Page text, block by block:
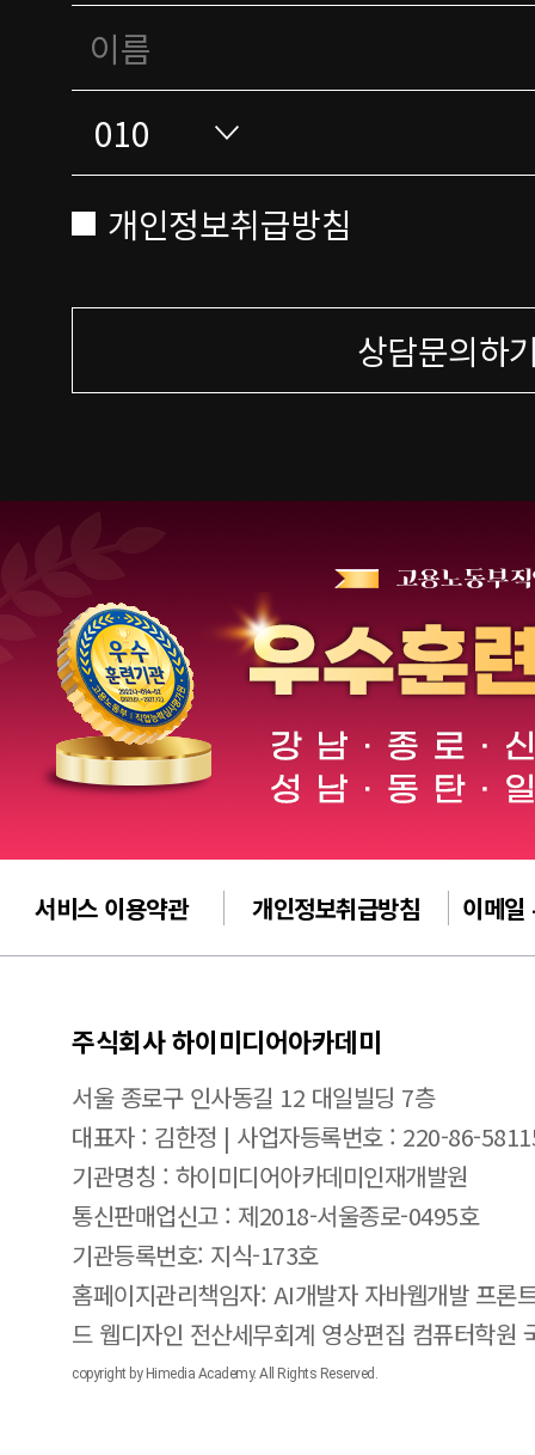
개인정보취급방침
상담문의하
서비스 이용약관 개인정보취급방침 이메일
주식회사 하이미디어아카데미
서울 종로구 인사동길 12 대일빌딩 7층
대표자 : 김한정 | 사업자등록번호 : 220-86-
기관명칭 : 하이미디어아카데미인재개발원
통신판매업신고 : 제2018-서울종로-0495호
기관등록번호: 지식-173호
홈페이지관리책임자: AI개발자 자바웹개발 프론
드 웹디자인 전산세무회계 영상편집 컴퓨터학원
copyright by Himedia Academy. All Rights Reserved.